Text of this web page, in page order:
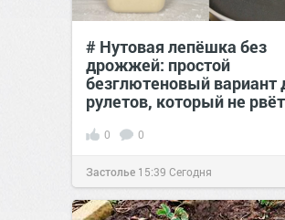
# Нутовая лепёшка без
дрожжей: простой
безглютеновый вариант
рулетов, который не
0 0
Застолье 15:39 Сегодня